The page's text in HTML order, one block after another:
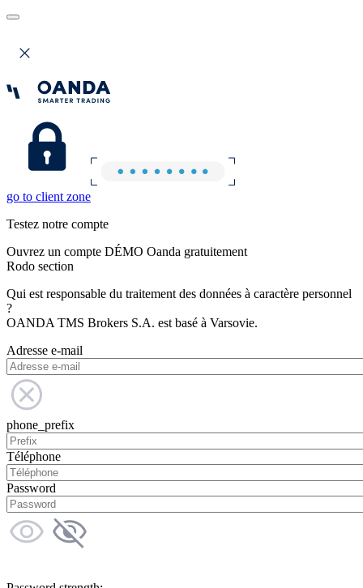
go to client zone
Testez notre compte
Ouvrez un compte DÉMO Oanda gratuitement
Rodo section
Qui est responsable du traitement des données à caractère personnel
?
OANDA TMS Brokers S.A. est basé à Varsovie.
Adresse e-mail
phone_prefix
Téléphone
Password